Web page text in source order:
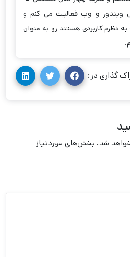
ویندوز و وب فعالیت می کنم و
نظرم کاربردی هستند رو به عنوان
گذاری در:
شد. بخش‌های موردنیاز